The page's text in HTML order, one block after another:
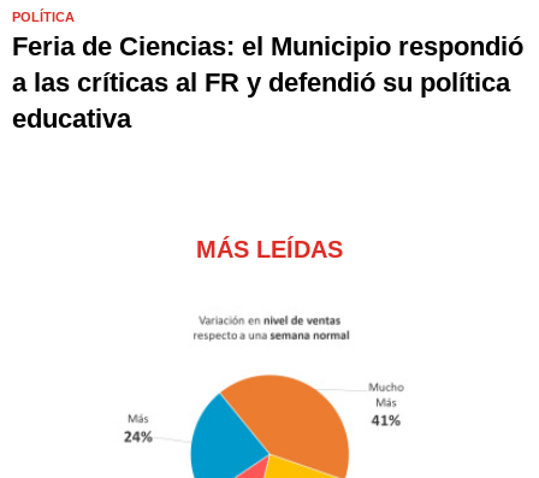
POLÍTICA
Feria de Ciencias: el Municipio respondió
a las críticas al FR y defendió su política
educativa
MÁS LEÍDAS